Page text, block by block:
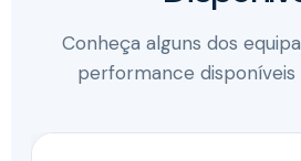
Conheça alguns dos
performance disponíveis